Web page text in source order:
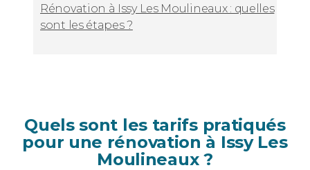
Rénovation à Issy Les Moulineaux : quelles
sont les étapes ?
Quels sont les tarifs pratiqués
pour une rénovation à Issy Les
Moulineaux ?